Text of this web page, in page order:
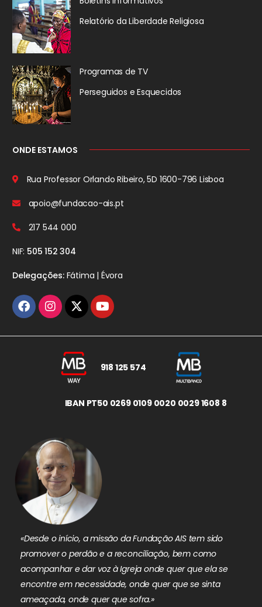
Relatório da Liberdade Religiosa
Programas de TV
Perseguidos e Esquecidos
ONDE ESTAMOS
Rua Professor Orlando Ribeiro, 5D 1600-796 Lisboa
apoio@fundacao-ais.pt
217 544 000
NIF: 505 152 304
Delegações:Fátima | Évora
918 125 574
IBAN PT50 0269 0109 0020 0029 1608 8
«Desde o início, a missão da Fundação AIS tem sido
promover o perdão e a reconciliação, bem como
acompanhar e dar voz à Igreja onde quer que ela se
encontre em necessidade, onde quer que se sinta
ameaçada, onde quer que sofra.»